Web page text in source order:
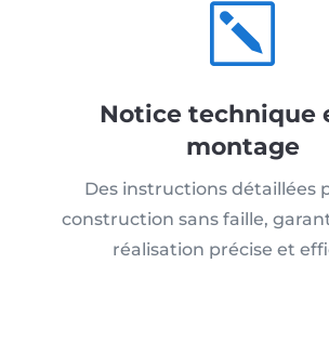
k
Notice technique
montage
Des instructions détaillées
construction sans faille,
réalisation précise et